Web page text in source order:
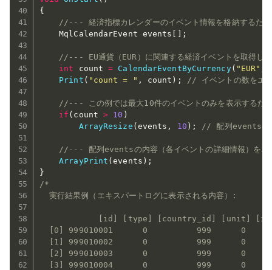
{
//--- 経済指標カレンダーのイベント情報を格納するため
    MqlCalendarEvent events
[ ] ;
//--- EU通貨（EUR）に関連する経済イベントを取得し
int count = CalendarEventByCurrency( "EUR"
Print ( "count = " , count ) ; // イベントの数をエ
//--- この例では最大10件のイベントのみを表示するた
if ( count > 10 )
ArrayResize (events , 10 ) ; // 配列eventsの
//--- 配列eventsの内容（各イベントの詳細情報）をエ
ArrayPrint (events ) ;
}
/*
  実行結果例（エキスパートログに表示される内容）:
[id] [type] [country_id] [unit]
[0] 999010001      0          999      0
[1] 999010002      0          999      0
[2] 999010003      0          999      0
[3] 999010004      0          999